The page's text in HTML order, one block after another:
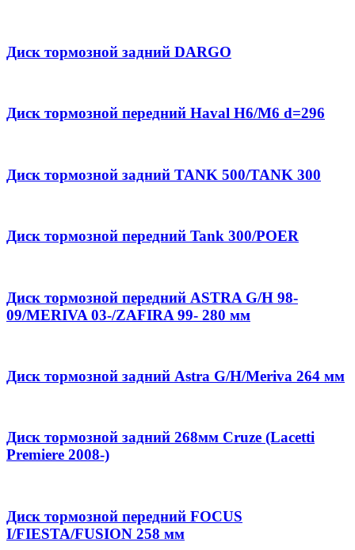
Диск тормозной задний DARGO
Диск тормозной передний Haval H6/M6 d=296
Диск тормозной задний TANK 500/TANK 300
Диск тормозной передний Tank 300/POER
Диск тормозной передний ASTRA G/H 98-
09/MERIVA 03-/ZAFIRA 99- 280 мм
Диск тормозной задний Astra G/H/Meriva 264 мм
Диск тормозной задний 268мм Cruze (Lacetti
Premiere 2008-)
Диск тормозной передний FOCUS
I/FIESTA/FUSION 258 мм